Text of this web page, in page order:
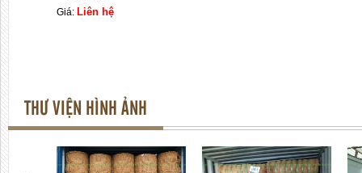
Giá: Liên hệ
THƯ VIỆN HÌNH ẢNH